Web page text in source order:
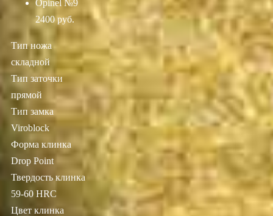
Opinel №9
2400 руб.
Тип ножа
складной
Тип заточки
прямой
Тип замка
Viroblock
Форма клинка
Drop Point
Твердость клинка
59-60 HRC
Цвет клинка